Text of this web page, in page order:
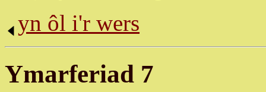
yn ôl i'r wers
Ymarferiad 7